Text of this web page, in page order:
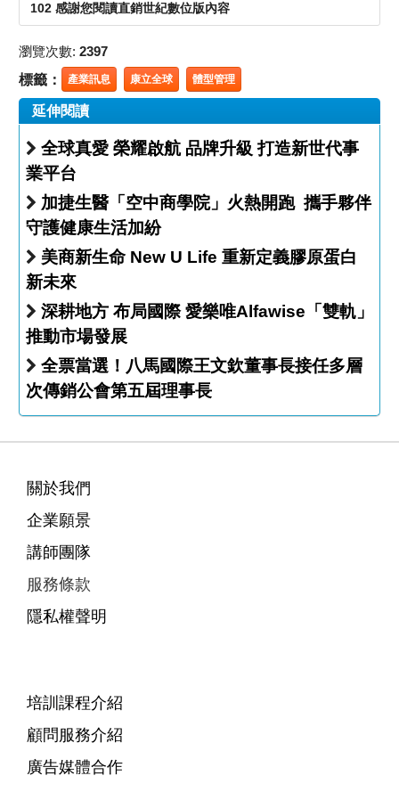
102 感謝您閱讀直銷世紀數位版內容
瀏覽次數: 2397
標籤： 產業訊息 康立全球 體型管理
延伸閱讀
全球真愛 榮耀啟航 品牌升級 打造新世代事
業平台
加捷生醫「空中商學院」火熱開跑 攜手夥伴
守護健康生活加紛
美商新生命 New U Life 重新定義膠原蛋白
新未來
深耕地方 布局國際 愛樂唯Alfawise「雙軌」
推動市場發展
全票當選！八馬國際王文欽董事長接任多層
次傳銷公會第五屆理事長
關於我們
企業願景
講師團隊
服務條款
隱私權聲明
培訓課程介紹
顧問服務介紹
廣告媒體合作